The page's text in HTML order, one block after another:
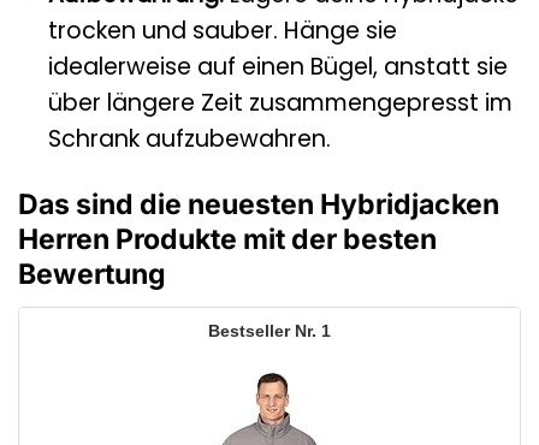
trocken und sauber. Hänge sie
idealerweise auf einen Bügel, anstatt sie
über längere Zeit zusammengepresst im
Schrank aufzubewahren.
Das sind die neuesten Hybridjacken
Herren Produkte mit der besten
Bewertung
1